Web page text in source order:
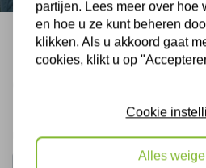
Bel mij terug
Uw naam:
partijen. Lees meer over hoe
en hoe u ze kunt beheren
klikken. Als u akkoord gaat
cookies, klikt u op
Cookie
Alles